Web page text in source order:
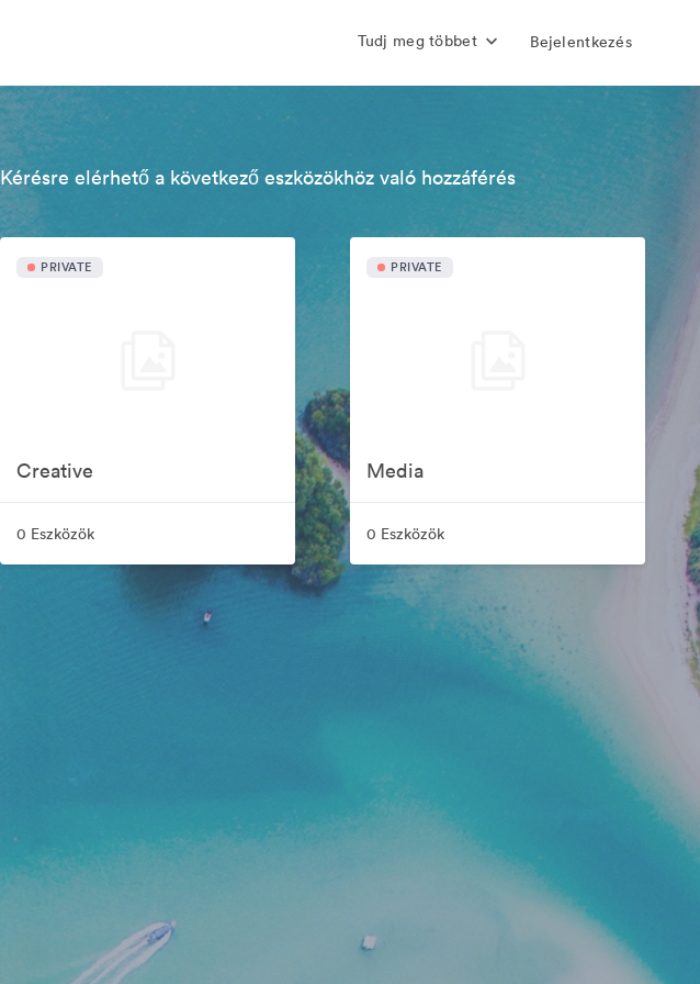
Tudj meg többet Bejelentkezés
Kérésre elérhető a következő eszközökhöz való hozzáférés
PRIVATE
Creative
0 Eszközök
PRIVATE
Media
0 Eszközök